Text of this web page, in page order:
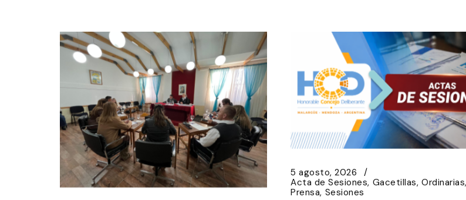
5 agosto, 2026
Acta de Sesiones Gacetillas Ordinarias
Prensa Sesiones